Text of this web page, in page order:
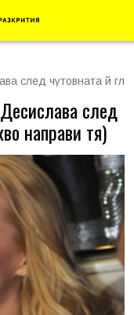
след чутовната й
след
направи тя)